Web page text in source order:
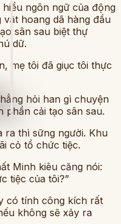
ngôn ngữ của động
hoang dã hàng đầu
sân sau biệt thự
dữ.
mẹ tôi đã giục tôi thực
hỏi han gì chuyện
phần cải tạo sân sau.
thì sững người. Khu
cỏ tổ chức tiệc.
Minh kiêu căng nói:
tiệc của tôi?”
có tính công kích rất
không sẽ xảy ra